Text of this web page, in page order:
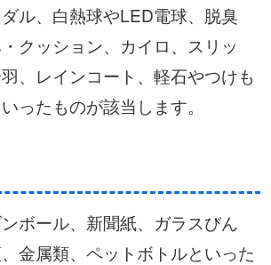
ル、白熱球やLED電球、脱臭
クッション、カイロ、スリッ
、レインコート、軽石やつけも
ったものが該当します。
ボール、新聞紙、ガラスびん
金属類、ペットボトルといった